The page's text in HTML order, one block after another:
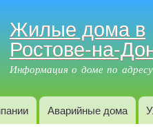
Жилые дома в
Ростове-на-
Информация о доме по адресу
Аварийные дома